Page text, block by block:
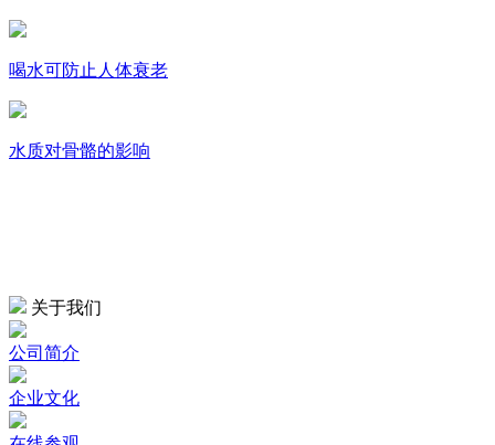
喝水可防止人体衰老
水质对骨骼的影响
关于我们
公司简介
企业文化